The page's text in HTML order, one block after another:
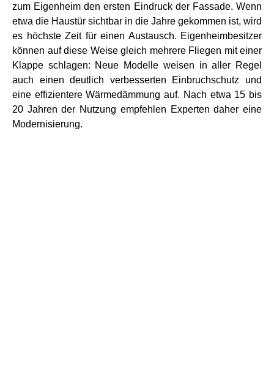
zum Eigenheim den ersten Eindruck der Fassade. Wenn
etwa die Haustür sichtbar in die Jahre gekommen ist, wird
es höchste Zeit für einen Austausch. Eigenheimbesitzer
können auf diese Weise gleich mehrere Fliegen mit einer
Klappe schlagen: Neue Modelle weisen in aller Regel
auch einen deutlich verbesserten Einbruchschutz und
eine effizientere Wärmedämmung auf. Nach etwa 15 bis
20 Jahren der Nutzung empfehlen Experten daher eine
Modernisierung.